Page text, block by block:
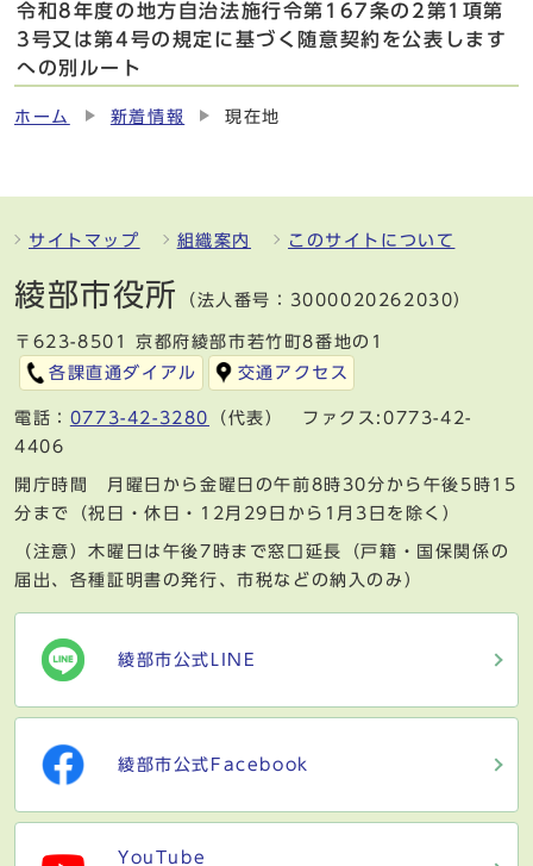
令和8年度の地方自治法施行令第167条の2第1項第
3号又は第4号の規定に基づく随意契約を公表します
への別ルート
ホーム 新着情報 現在地
サイトマップ 組織案内 このサイトについて
綾部市役所 （法人番号：3000020262030）
〒623-8501 京都府綾部市若竹町8番地の1
各課直通ダイアル
交通アクセス
電話： 0773-42-3280
（代表） ファクス:0773-42-
4406
開庁時間 月曜日から金曜日の午前8時30分から午後5時15
分まで（祝日・休日・12月29日から1月3日を除く）
（注意）木曜日は午後7時まで窓口延長（戸籍・国保関係の
届出、各種証明書の発行、市税などの納入のみ）
綾部市公式LINE
綾部市公式Facebook
YouTube